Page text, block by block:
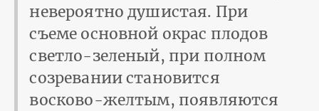
невероятно душистая. При
съеме основной окрас плодов
светло-зеленый, при полном
созревании становится
восково-желтым, появляются